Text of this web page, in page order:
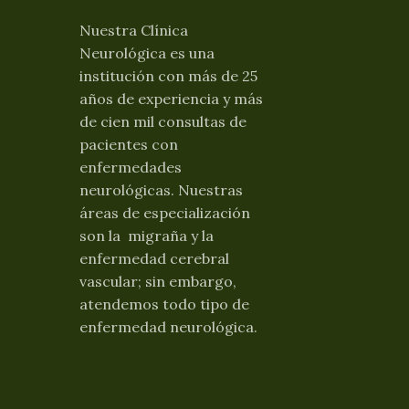
Nuestra Clínica
Neurológica es una
institución con más de 25
años de experiencia y más
de cien mil consultas de
pacientes con
enfermedades
neurológicas. Nuestras
áreas de especialización
son la migraña y la
enfermedad cerebral
vascular; sin embargo,
atendemos todo tipo de
enfermedad neurológica.